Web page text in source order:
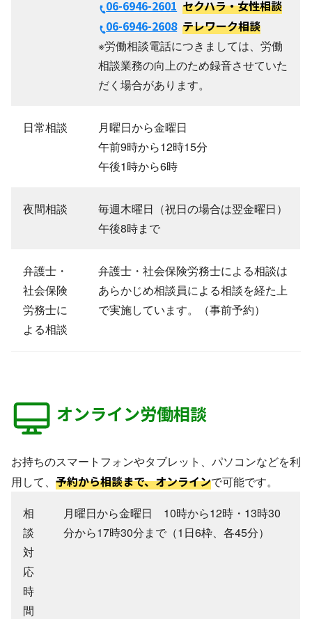
06-6946-2601 セクハラ・女性相談
06-6946-2608 テレワーク相談
※労働相談電話につきましては、労働
相談業務の向上のため録音させていた
だく場合があります。
日常相談
月曜日から金曜日
午前9時から12時15分
午後1時から6時
夜間相談
毎週木曜日（祝日の場合は翌金曜日）
午後8時まで
弁護士・
社会保険
労務士に
よる相談
弁護士・社会保険労務士による相談は
あらかじめ相談員による相談を経た上
で実施しています。（事前予約）
オンライン労働相談
お持ちのスマートフォンやタブレット、パソコンなどを利
用して、 予約から相談まで、オンラインで可能です。
相
談
対
応
時
間
月曜日から金曜日 10時から12時・13時30
分から17時30分まで（1日6枠、各45分）